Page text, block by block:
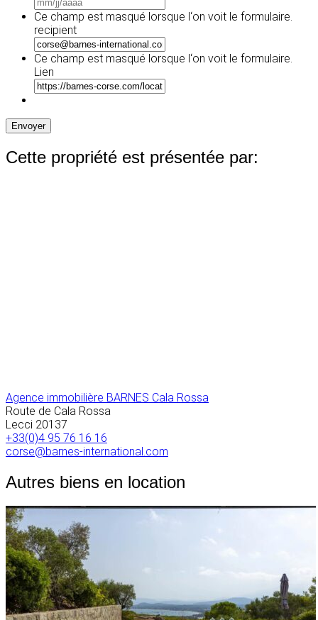
slash
slash
AAAA
Ce champ est masqué lorsque l‘on voit le formulaire.
recipient
Ce champ est masqué lorsque l‘on voit le formulaire.
Lien
Envoyer
Cette propriété est présentée par:
Agence immobilière BARNES Cala Rossa
Route de Cala Rossa
Lecci 20137
+33(0)4 95 76 16 16
corse@barnes-international.com
Autres biens en location